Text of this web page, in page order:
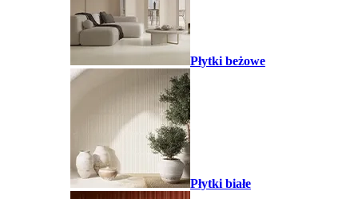
Płytki beżowe
Płytki białe